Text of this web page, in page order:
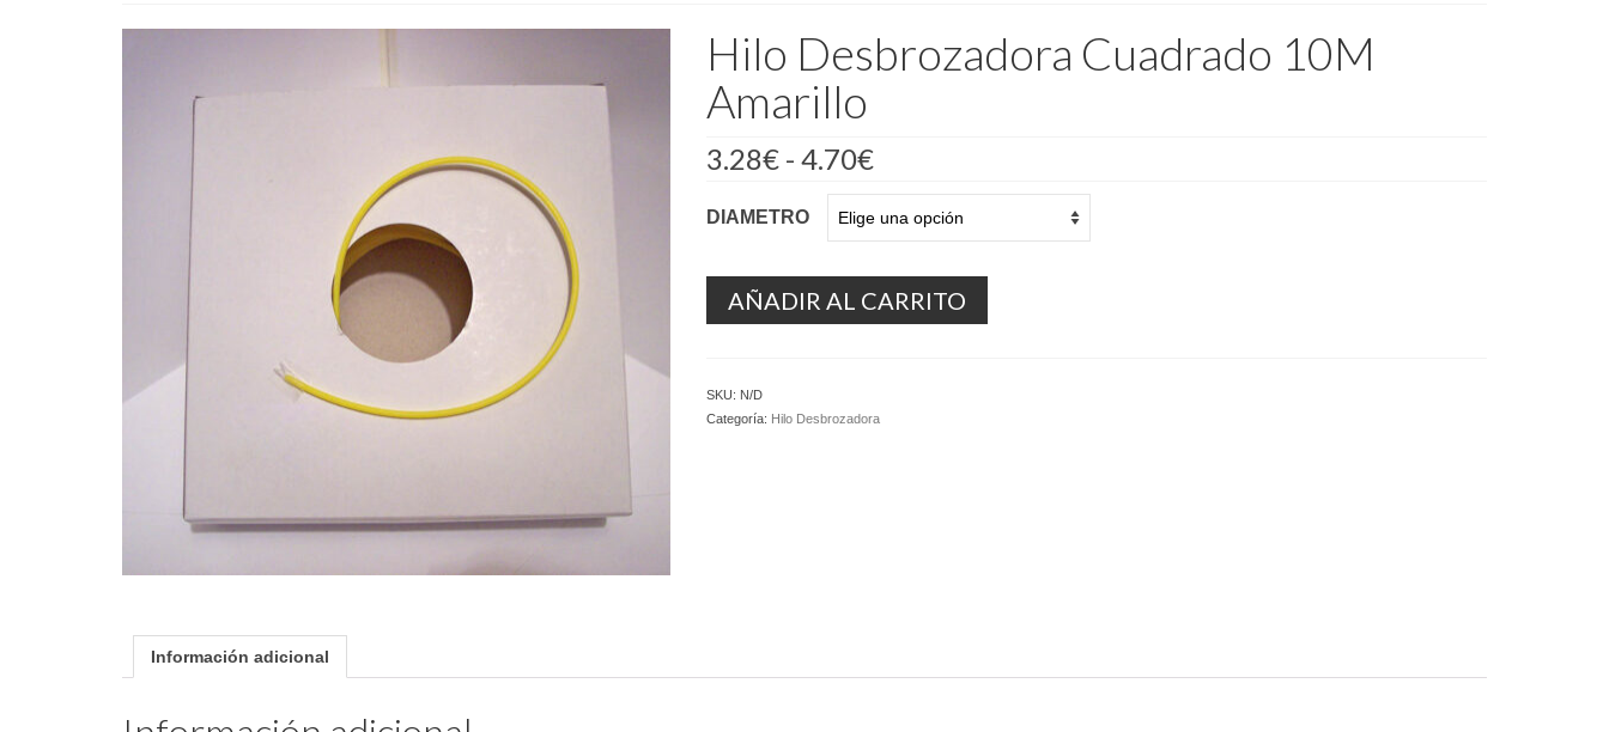
Hilo Desbrozadora Cuadrado 10M
Amarillo
3.28€ - 4.70€Rango
precios:
desde
3.28€
hasta
4.70€
DIAMETRO
AÑADIR AL CARRITO
SKU: N/D
Categoría: Hilo Desbrozadora
Información adicional